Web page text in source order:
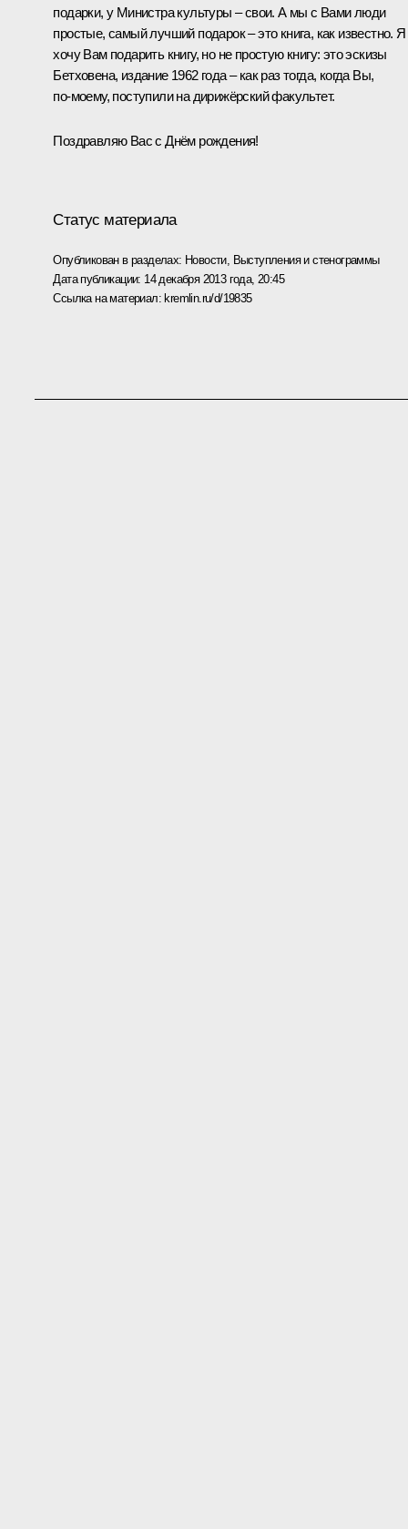
подарки, у Министра культуры – свои. А мы с Вами люди
простые, самый лучший подарок – это книга, как известно. Я
хочу Вам подарить книгу, но не простую книгу: это эскизы
Бетховена, издание 1962 года – как раз тогда, когда Вы,
по‑моему, поступили на дирижёрский факультет.
Поздравляю Вас с Днём рождения!
Статус материала
Опубликован в разделах: Новости, Выступления и стенограммы
Дата публикации: 14 декабря 2013 года, 20:45
Ссылка на материал: kremlin.ru/d/19835